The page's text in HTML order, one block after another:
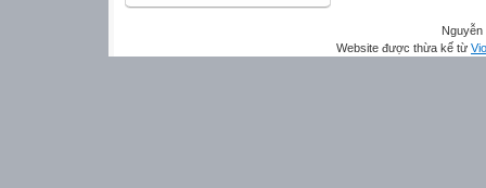
Website được thừa kế từ